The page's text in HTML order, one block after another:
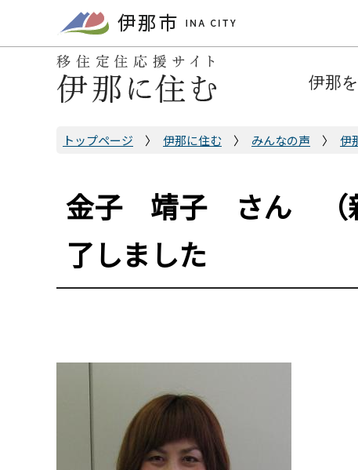
ペ
伊那
トップページ 伊那に住む みんなの声 伊
金子 靖子 さん （新
了しました